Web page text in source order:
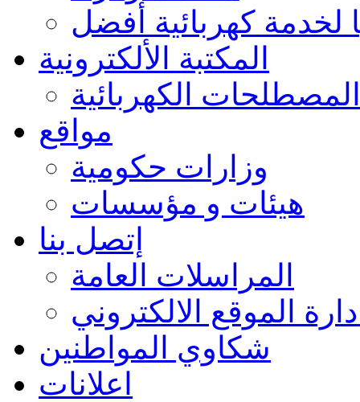
لخدمة كهربائية أفضل
المكتبة الألكترونية
الكهربائية
مواقع
وزارات حكومية
هيئات و مؤسسات
إتصل بنا
المراسلات العامة
الموقع الالكتروني
شكاوي المواطنين
اعلانات